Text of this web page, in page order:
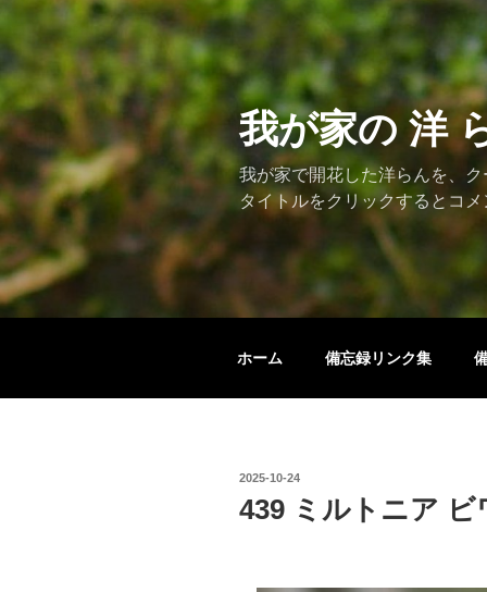
ン
ン
ツ
へ
キ
ッ
プ
我が家の 洋
我が家で開花した洋らんを、ク
タイトルをクリックするとコ
ホーム 備忘録リンク集
投
日:
2025-10-24
439 ミルトニア ビ